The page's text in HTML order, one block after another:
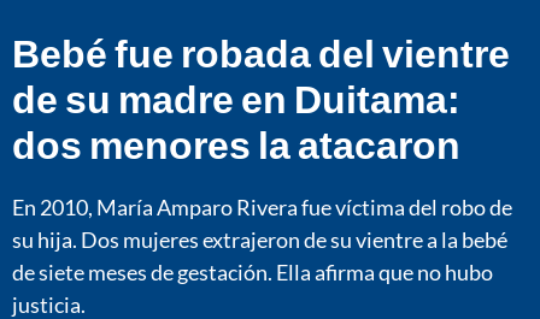
Bebé fue robada del vientre
de su madre en Duitama:
dos menores la atacaron
En 2010, María Amparo Rivera fue víctima del robo de
su hija. Dos mujeres extrajeron de su vientre a la bebé
de siete meses de gestación. Ella afirma que no hubo
justicia.